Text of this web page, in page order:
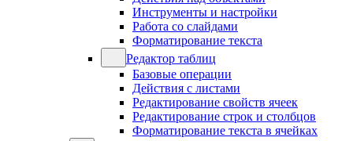
Инструменты и настройки
Работа со слайдами
Форматирование текста
Редактор таблиц
Базовые операции
Действия с листами
Редактирование свойств ячеек
Редактирование строк и столбцов
Форматирование текста в ячейках